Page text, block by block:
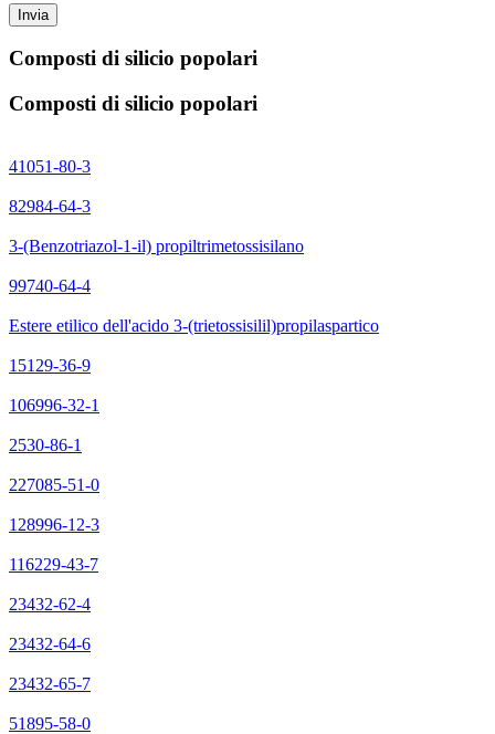
Invia
Composti di silicio popolari
Composti di silicio popolari
41051-80-3
82984-64-3
3-(Benzotriazol-1-il) propiltrimetossisilano
99740-64-4
Estere etilico dell'acido 3-(trietossisilil)propilaspartico
15129-36-9
106996-32-1
2530-86-1
227085-51-0
128996-12-3
116229-43-7
23432-62-4
23432-64-6
23432-65-7
51895-58-0